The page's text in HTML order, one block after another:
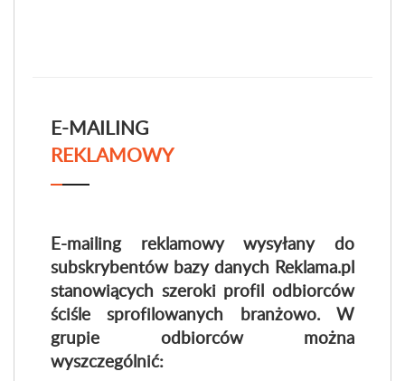
E-MAILING
REKLAMOWY
E-mailing reklamowy wysyłany do
subskrybentów bazy danych Reklama.pl
stanowiących szeroki profil odbiorców
ściśle sprofilowanych branżowo. W
grupie odbiorców można
wyszczególnić: